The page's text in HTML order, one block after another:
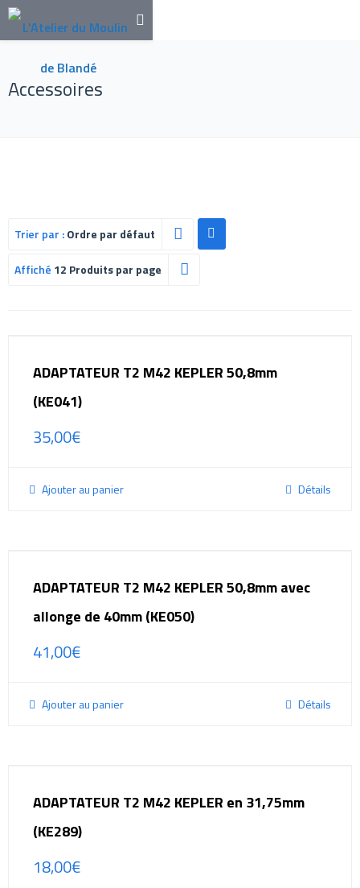
Accessoires
Trier par :Ordre par défaut
Affiché 12 Produits par page
ADAPTATEUR T2 M42 KEPLER 50,8mm
(KE041)
35,00€
Ajouter au panier Détails
ADAPTATEUR T2 M42 KEPLER 50,8mm avec
allonge de 40mm (KE050)
41,00€
Ajouter au panier Détails
ADAPTATEUR T2 M42 KEPLER en 31,75mm
(KE289)
18,00€